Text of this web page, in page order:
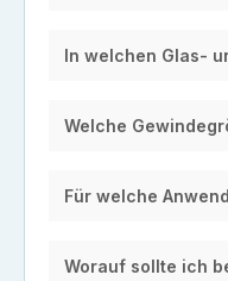
In welchen Glas-
Welche
Für welche
Worauf sollte ich